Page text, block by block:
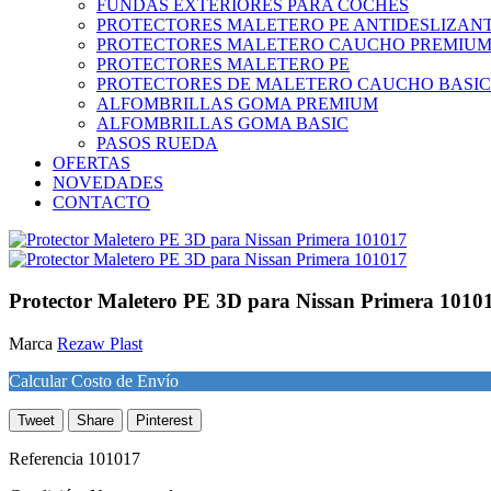
FUNDAS EXTERIORES PARA COCHES
PROTECTORES MALETERO PE
PROTECTORES MALETERO CAUCHO PREMIUM
PROTECTORES MALETERO PE
PROTECTORES DE MALETERO CAUCHO BASIC
ALFOMBRILLAS GOMA PREMIUM
ALFOMBRILLAS GOMA BASIC
PASOS RUEDA
OFERTAS
NOVEDADES
CONTACTO
Protector Maletero PE 3D para Nissan Primera
Marca Rezaw Plast
Calcular Costo de Envío
Tweet Share Pinterest
Referencia 101017